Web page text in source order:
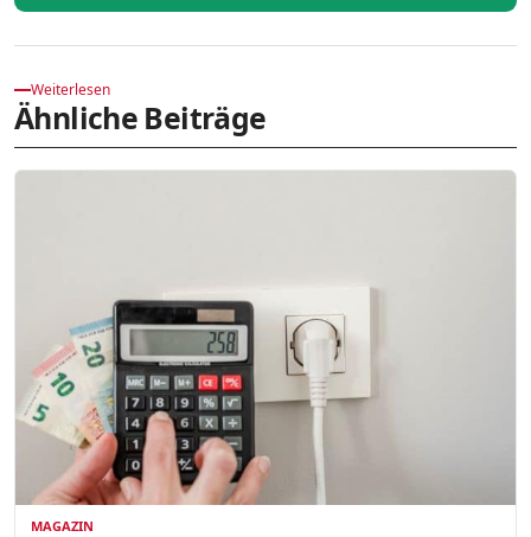
Weiterlesen
Ähnliche Beiträge
MAGAZIN